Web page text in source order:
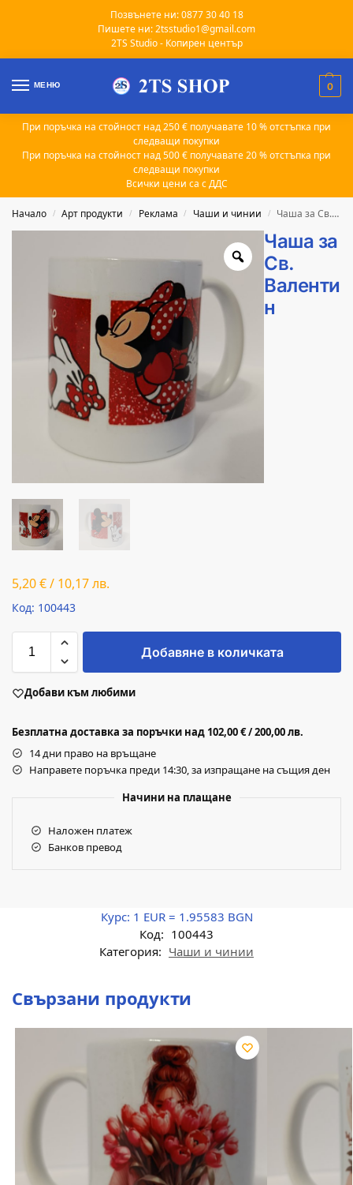
Позвънете ни: 0877 30 40 18
Пишете ни: 2tsstudio1@gmail.com
2TS Studio - Копирен център
МЕНЮ 0
При поръчка на стойност над 250 € получавате 10 % отстъпка при
следващи покупки
При поръчка на стойност над 500 € получавате 20 % отстъпка при
следващи покупки
Всички цени са с ДДС
Начало / Арт продукти / Реклама / Чаши и чинии / Чаша за Св. Валентин
Чаша за
Св.
Валенти
н
5,20€/ 10,17лв.
Код: 100443
Добавяне в количката
Добави към любими
Безплатна доставка за поръчки над 102,00 € / 200,00 лв.
14 дни право на връщане
Направете поръчка преди 14:30, за изпращане на същия ден
Начини на плащане
Наложен платеж
Банков превод
Курс: 1 EUR = 1.95583 BGN
Код: 100443
Категория: Чаши и чинии
Свързани продукти